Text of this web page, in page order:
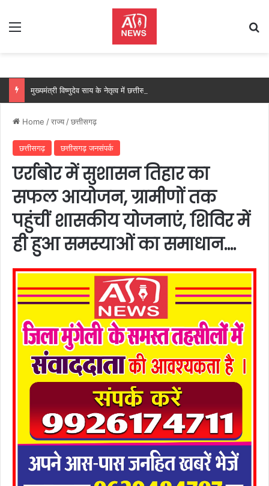
Menu
Home /राज्य /छत्तीसगढ़
छत्तीसगढ़ छत्तीसगढ़ जनसंपर्क
एर्राबोर में सुशासन तिहार का
सफल आयोजन, ग्रामीणों तक
पहुंचीं शासकीय योजनाएं, शिविर में
ही हुआ समस्याओं का समाधान….